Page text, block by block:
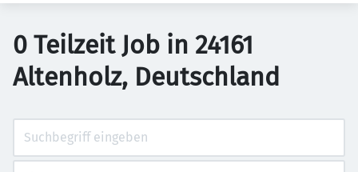
0 Teilzeit Job in 24161
Altenholz, Deutschland